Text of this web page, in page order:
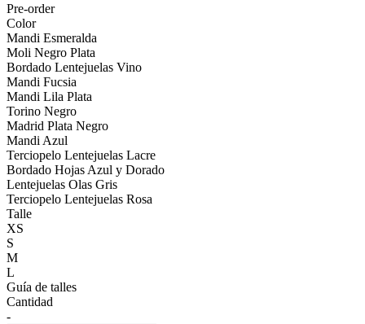
Pre-order
Color
Mandi Esmeralda
Moli Negro Plata
Bordado Lentejuelas Vino
Mandi Fucsia
Mandi Lila Plata
Torino Negro
Madrid Plata Negro
Mandi Azul
Terciopelo Lentejuelas Lacre
Bordado Hojas Azul y Dorado
Lentejuelas Olas Gris
Terciopelo Lentejuelas Rosa
Talle
XS
S
M
L
Guía de talles
Cantidad
-